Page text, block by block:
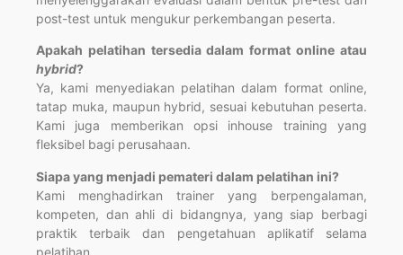
post-test untuk mengukur perkembangan peserta.
Apakah pelatihan tersedia dalam format online atau
hybrid?
Ya, kami menyediakan pelatihan dalam format online,
tatap muka, maupun hybrid, sesuai kebutuhan peserta.
Kami juga memberikan opsi inhouse training yang
fleksibel bagi perusahaan.
Siapa yang menjadi pemateri dalam pelatihan ini?
Kami menghadirkan trainer yang berpengalaman,
kompeten, dan ahli di bidangnya, yang siap berbagi
praktik terbaik dan pengetahuan aplikatif selama
pelatihan.